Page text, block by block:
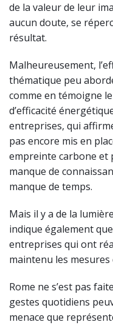
de la valeur de leur
aucun doute, se
résultat.
Malheureusement,
thématique peu
comme en témoigne le
d’efficacité
entreprises, qui
pas encore mis en
empreinte carbone et
manque de
manque de temps.
Mais il y a de la
indique également
entreprises qui ont
maintenu les mesures
Rome ne s’est pas
gestes quotidiens
menace que